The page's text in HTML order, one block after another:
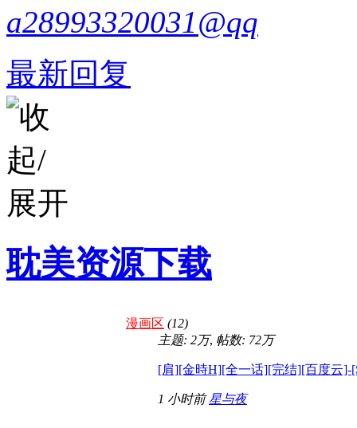
a28993320031@qq
最新回复
耽美资源下载
漫画区 (12)
主题: 2万, 帖数: 72万
[肩][金時H][全一话][完结][百度云]-
1 小时前 星与夜